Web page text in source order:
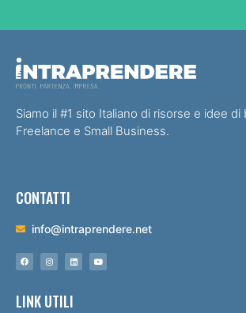
Siamo il #1 sito Italiano di risorse e idee
Freelance e Small Business.
CONTATTI
info@intraprendere.net
LINK UTILI